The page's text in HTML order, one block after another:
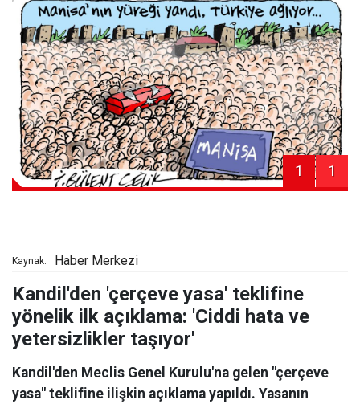
1 1
Kaynak: Haber Merkezi
Kandil'den 'çerçeve yasa' teklifine
yönelik ilk açıklama: 'Ciddi hata ve
yetersizlikler taşıyor'
Kandil'den Meclis Genel Kurulu'na gelen "çerçeve
yasa" teklifine ilişkin açıklama yapıldı. Yasanın